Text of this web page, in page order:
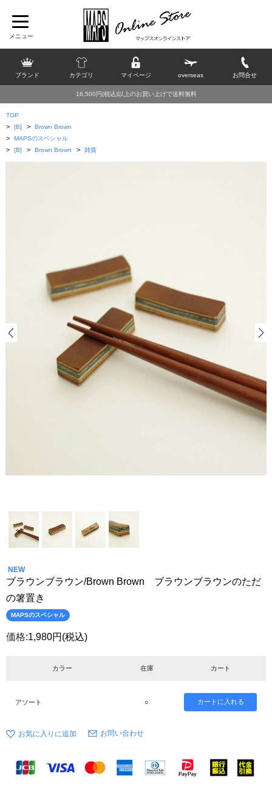
ブランド カテゴリ マイページ overseas お問合せ
16,500円(税込)以上のお買い上げで送料無料
TOP
> [B] > Brown Brown
> MAPSのスペシャル
> [B] > Brown Brown > 雑貨
NEW
ブラウンブラウン/Brown Brown ブラウンブラウンのただ
の箸置き
MAPSのスペシャル
価格:1,980円 (税込)
カラー 在庫 カート
アソート ○
お問い合わせ